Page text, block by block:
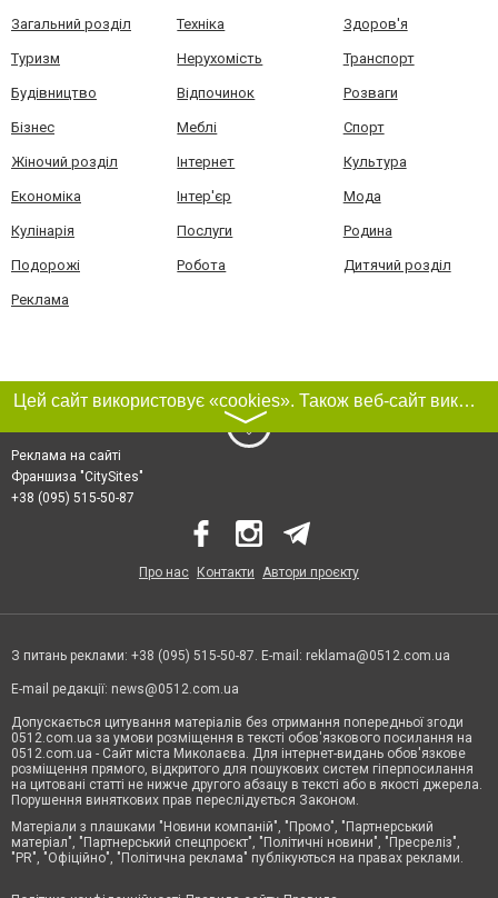
Загальний розділ Техніка Здоров'я
Туризм Нерухомість Транспорт
Будівництво Відпочинок Розваги
Бізнес Меблі Спорт
Жіночий розділ Інтернет Культура
Економіка Інтер'єр Мода
Кулінарія Послуги Родина
Подорожі Робота Дитячий розділ
Реклама
Цей сайт використовує «cookies». Також веб-сайт використовує інтернет-сервіс для збору технічних даних стосовно відвідувачів з метою отримання маркетингової та статистичної інформації. Умови обробки даних відвідувачів сайту див.
〉
Реклама на сайті
Франшиза "CitySites"
+38 (095) 515-50-87
Про нас Контакти Автори проєкту
З питань реклами: +38 (095) 515-50-87. E-mail: reklama@0512.com.ua
E-mail редакції: news@0512.com.ua
Допускається цитування матеріалів без отримання попередньої згоди
0512.com.ua за умови розміщення в тексті обов'язкового посилання на
0512.com.ua - Сайт міста Миколаєва. Для інтернет-видань обов'язкове
розміщення прямого, відкритого для пошукових систем гіперпосилання
на цитовані статті не нижче другого абзацу в тексті або в якості джерела.
Порушення виняткових прав переслідується Законом.
Матеріали з плашками "Новини компаній", "Промо", "Партнерський
матеріал", "Партнерський спецпроєкт", "Політичні новини", "Пресреліз",
"PR", "Офіційно", "Політична реклама" публікуються на правах реклами.